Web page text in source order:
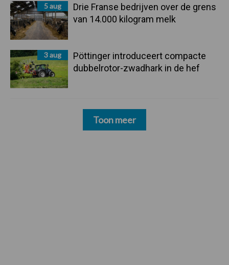
5 aug
Drie Franse bedrijven over de grens
van 14.000 kilogram melk
3 aug
Pöttinger introduceert compacte
dubbelrotor-zwadhark in de hef
Toon meer